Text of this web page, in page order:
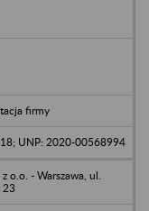
firmy
UNP: 2020-00568994
o.o. - Warszawa, ul.
23